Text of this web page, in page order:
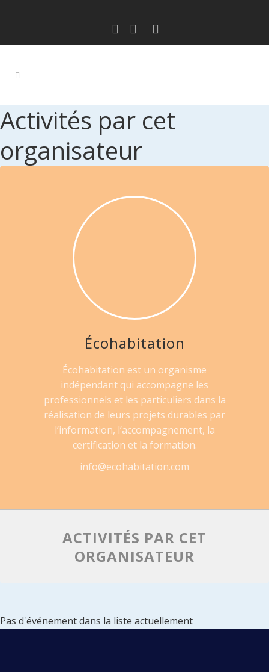
Activités par cet
organisateur
Écohabitation
Écohabitation est un organisme
indépendant qui accompagne les
professionnels et les particuliers dans la
réalisation de leurs projets durables par
l’information, l’accompagnement, la
certification et la formation.
info@ecohabitation.com
ACTIVITÉS PAR CET
ORGANISATEUR
Pas d'événement dans la liste actuellement